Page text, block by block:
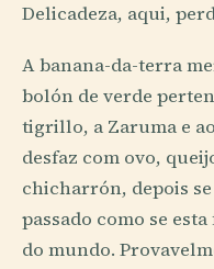
Delicadeza, aqui,
A banana-da-terra
bolón de verde
tigrillo, a Zaruma e
desfaz com ovo,
chicharrón, depois
passado como se
do mundo.